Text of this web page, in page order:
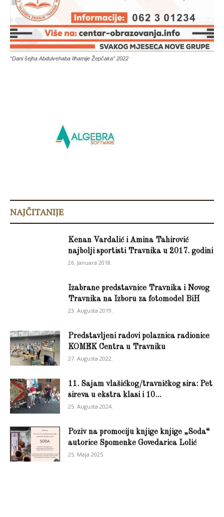
“Dani šejha Abdulvehaba Ilhamije Žepčaka” 2022
NAJČITANIJE
Kenan Vardalić i Amina Tahirović
najbolji sportisti Travnika u 2017. godini
26. Januara 2018.
Izabrane predstavnice Travnika i Novog
Travnika na Izboru za fotomodel BiH
23. Augusta 2019.
Predstavljeni radovi polaznica radionice
KOMEK Centra u Travniku
27. Augusta 2022.
11. Sajam vlašićkog/travničkog sira: Pet
sireva u ekstra klasi i 10...
25. Augusta 2024.
Poziv na promociju knjige knjige „Soda“
autorice Spomenke Govedarica Lolić
25. Maja 2025.